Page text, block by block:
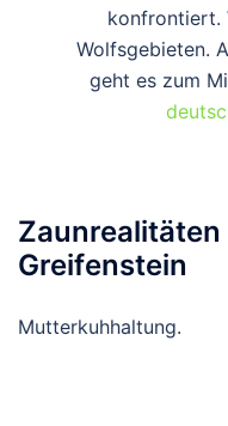
konfrontiert.
Wolfsgebieten.
geht es zum
Greifenstein
Mutterkuhhaltung.